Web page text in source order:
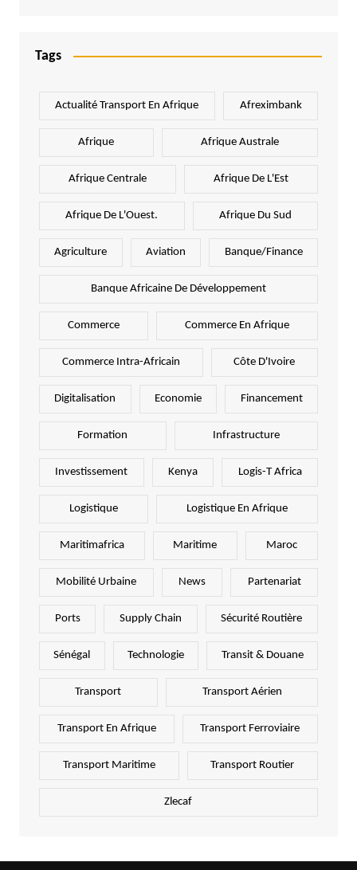
Tags
Actualité Transport En Afrique Afreximbank
Afrique Afrique Australe
Afrique Centrale Afrique De L'Est
Afrique De L'Ouest. Afrique Du Sud
Agriculture Aviation Banque/Finance
Banque Africaine De Développement
Commerce Commerce En Afrique
Commerce Intra-Africain Côte D'Ivoire
Digitalisation Economie Financement
Formation Infrastructure
Investissement Kenya Logis-T Africa
Logistique Logistique En Afrique
Maritimafrica Maritime Maroc
Mobilité Urbaine News Partenariat
Ports Supply Chain Sécurité Routière
Sénégal Technologie Transit & Douane
Transport Transport Aérien
Transport En Afrique Transport Ferroviaire
Transport Maritime Transport Routier
Zlecaf